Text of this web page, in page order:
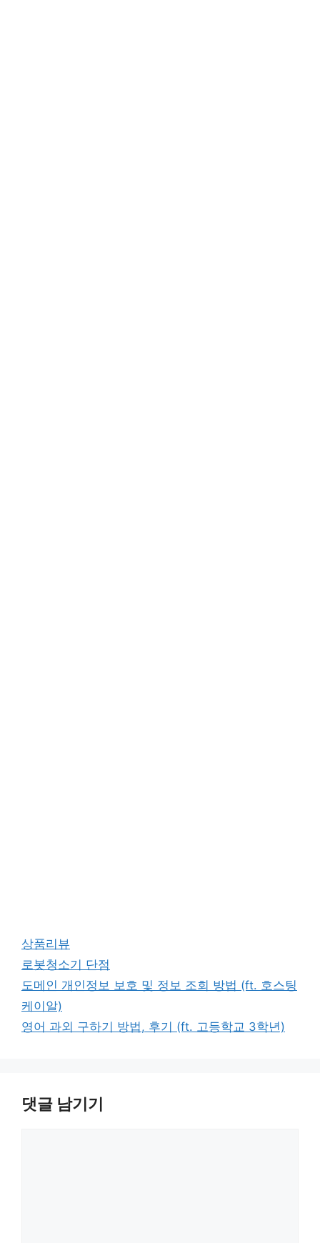
카
테
리
상품리뷰
태
그
로봇청소기 단점
도메인 개인정보 보호 및 정보 조회 방법 (ft. 호스팅
케이알)
영어 과외 구하기 방법, 후기 (ft. 고등학교 3학년)
댓글 남기기